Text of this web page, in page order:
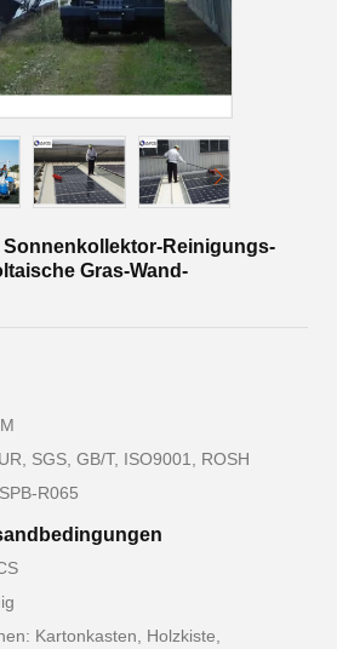
Reinigungs-
Gras-Wand-
SGS, GB/T, ISO9001, ROSH
R065
Kartonkasten, Holzkiste,